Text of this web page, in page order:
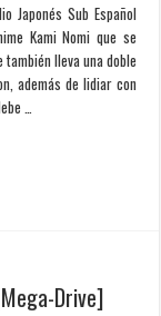
Japonés Sub Español
Kami Nomi que se
lleva una doble
además de lidiar con
…
Drive]